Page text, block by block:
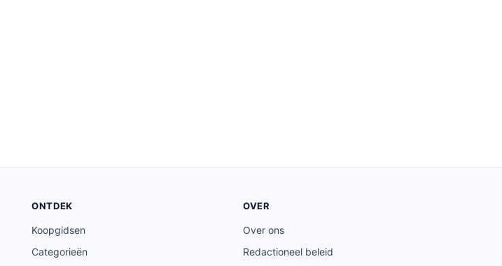
ONTDEK
Koopgidsen
Categorieën
OVER
Over ons
Redactioneel beleid